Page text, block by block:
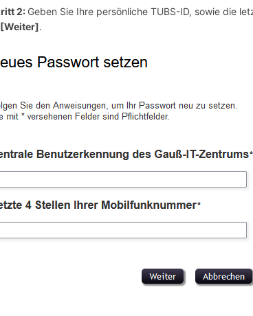
2: Geben Sie Ihre persönliche TUBS-ID, sowie die
[Weiter].